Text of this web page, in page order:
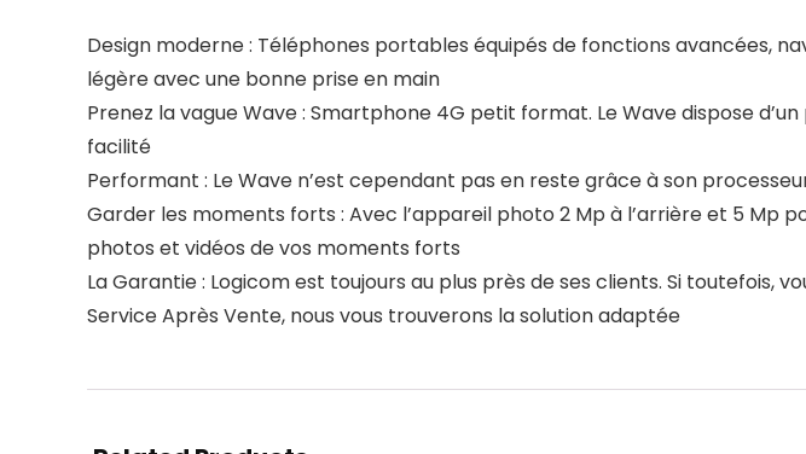
Design moderne : Téléphones portables équipés de fonctions avancées,
légère avec une bonne prise en main
Prenez la vague Wave : Smartphone 4G petit format. Le Wave dispose
facilité
Performant : Le Wave n’est cependant pas en reste grâce à son
Garder les moments forts : Avec l’appareil photo 2 Mp à l’arrière et 5 Mp
photos et vidéos de vos moments forts
La Garantie : Logicom est toujours au plus près de ses clients. Si toutefois,
Service Après Vente, nous vous trouverons la solution adaptée